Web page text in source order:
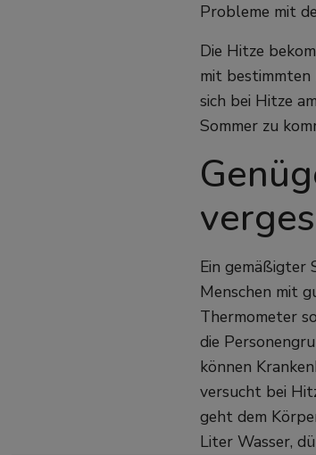
Probleme mit
Die Hitze
mit bestimmten
sich bei Hitze
Sommer zu
Ein gemäßigter
Menschen mit
Thermometer
die
können
versucht bei
geht dem
Liter Wasser,